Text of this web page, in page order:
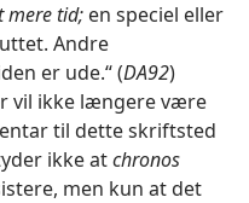
mere tid; en speciel eller
Andre
er ude.“ (DA92)
vil ikke længere være
til dette skriftsted
ikke atchronos
men kun at det